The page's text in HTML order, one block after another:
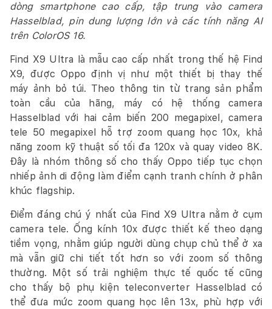
dòng smartphone cao cấp, tập trung vào camera
Hasselblad, pin dung lượng lớn và các tính năng AI
trên ColorOS 16.
Find X9 Ultra là mẫu cao cấp nhất trong thế hệ Find
X9, được Oppo định vị như một thiết bị thay thế
máy ảnh bỏ túi. Theo thông tin từ trang sản phẩm
toàn cầu của hãng, máy có hệ thống camera
Hasselblad với hai cảm biến 200 megapixel, camera
tele 50 megapixel hỗ trợ zoom quang học 10x, khả
năng zoom kỹ thuật số tối đa 120x và quay video 8K.
Đây là nhóm thông số cho thấy Oppo tiếp tục chọn
nhiếp ảnh di động làm điểm cạnh tranh chính ở phân
khúc flagship.
Điểm đáng chú ý nhất của Find X9 Ultra nằm ở cụm
camera tele. Ống kính 10x được thiết kế theo dạng
tiềm vọng, nhằm giúp người dùng chụp chủ thể ở xa
mà vẫn giữ chi tiết tốt hơn so với zoom số thông
thường. Một số trải nghiệm thực tế quốc tế cũng
cho thấy bộ phụ kiện teleconverter Hasselblad có
thể đưa mức zoom quang học lên 13x, phù hợp với